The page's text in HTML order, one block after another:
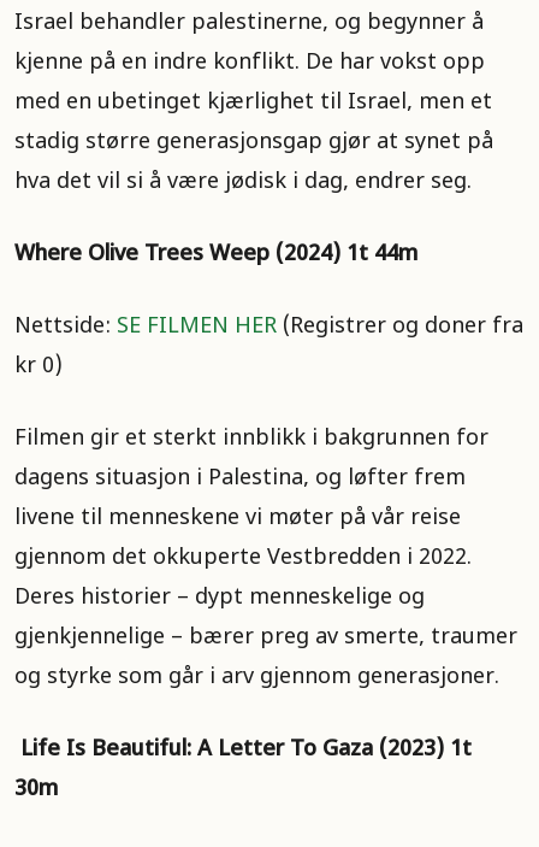
Israel behandler palestinerne, og begynner å
kjenne på en indre konflikt. De har vokst opp
med en ubetinget kjærlighet til Israel, men et
stadig større generasjonsgap gjør at synet på
hva det vil si å være jødisk i dag, endrer seg.
Where Olive Trees Weep (2024) 1t 44m
Nettside: SE FILMEN HER (Registrer og doner fra
kr 0)
Filmen gir et sterkt innblikk i bakgrunnen for
dagens situasjon i Palestina, og løfter frem
livene til menneskene vi møter på vår reise
gjennom det okkuperte Vestbredden i 2022.
Deres historier – dypt menneskelige og
gjenkjennelige – bærer preg av smerte, traumer
og styrke som går i arv gjennom generasjoner.
Life Is Beautiful: A Letter To Gaza (2023) 1t
30m